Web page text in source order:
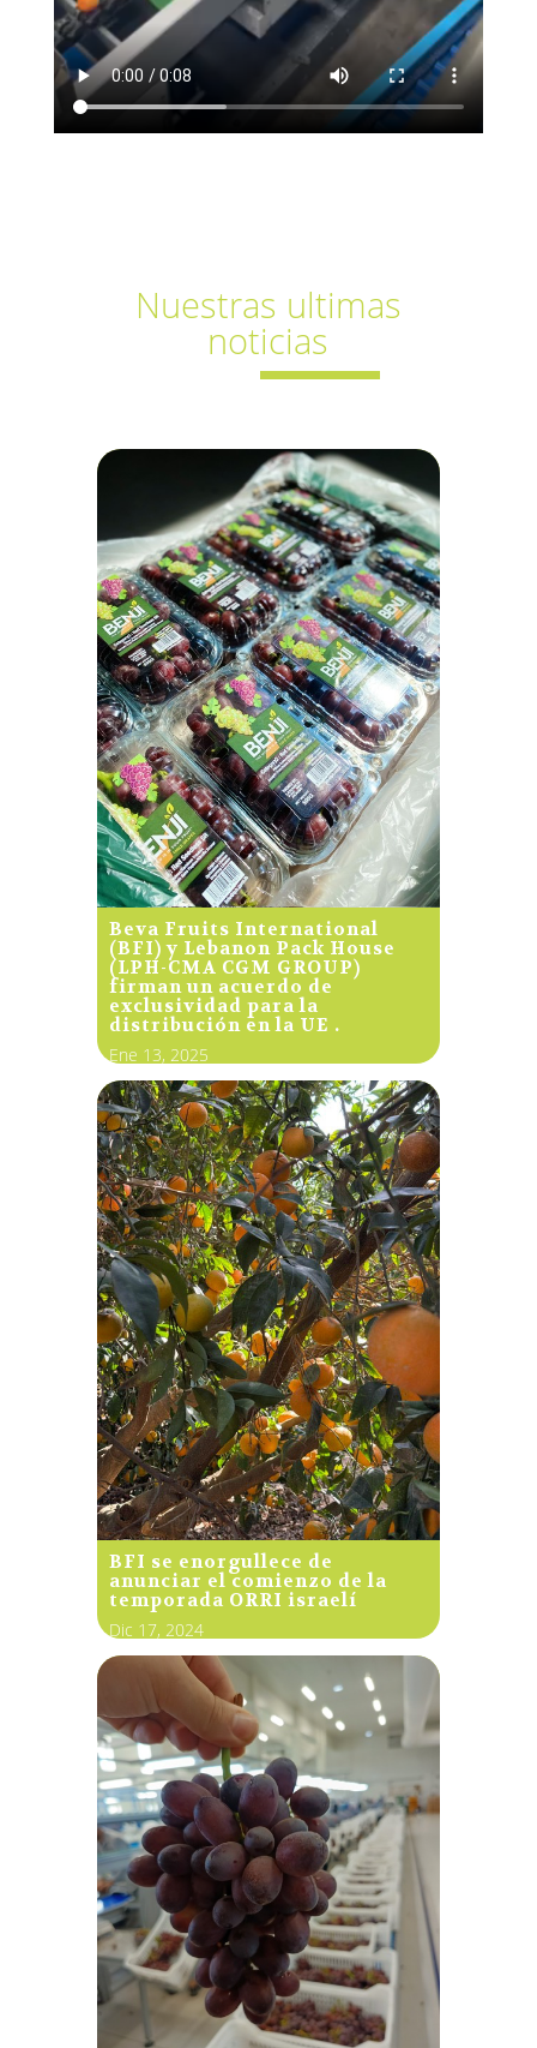
Nuestras ultimas
noticias
Beva Fruits International
(BFI) y Lebanon Pack House
(LPH-CMA CGM GROUP)
firman un acuerdo de
exclusividad para la
distribución en la UE .
Ene 13, 2025
BFI se enorgullece de
anunciar el comienzo de la
temporada ORRI israelí
Dic 17, 2024